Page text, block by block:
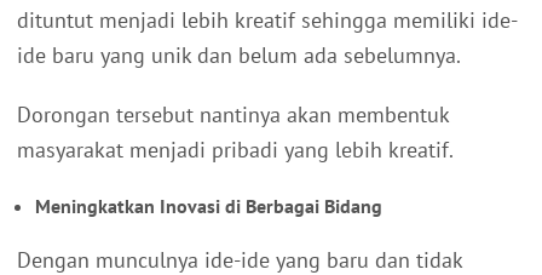
dituntut menjadi lebih kreatif sehingga memiliki ide-
ide baru yang unik dan belum ada sebelumnya.
Dorongan tersebut nantinya akan membentuk
masyarakat menjadi pribadi yang lebih kreatif.
Meningkatkan Inovasi di Berbagai Bidang
Dengan munculnya ide-ide yang baru dan tidak